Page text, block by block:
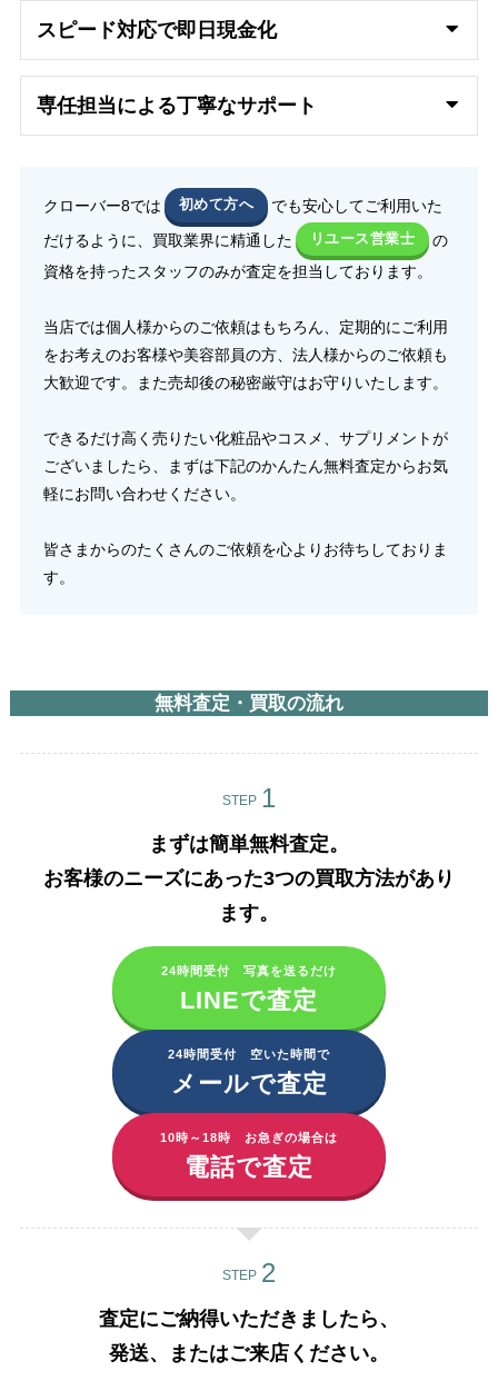
スピード対応で即日 現金化
専任担当による丁寧なサポート
クローバー8では 初めて方へ
でも安心してご利用いた
だけるように、買取業界に精通した
リユース営業士
の
資格を持ったスタッフのみが査定を担当しております。
当店では個人様からのご依頼はもちろん、定期的にご利用
をお考えのお客様や美容部員の方、法人様からのご依頼も
大歓迎です。また売却後の秘密厳守はお守りいたします。
できるだけ高く売りたい化粧品やコスメ、サプリメントが
ございましたら、まずは下記のかんたん無料査定からお気
軽にお問い合わせください。
皆さまからのたくさんのご依頼を心よりお待ちしておりま
す。
無料査定・買取の流れ
STEP
まずは簡単無料査定。
お客様のニーズにあった3つの買取方法があり
ます。​
24時間受付 写真を送るだけ
LINEで査定
24時間受付 空いた時間で
メールで査定
10時～18時 お急ぎの場合は
電話で査定
STEP
査定にご納得いただきましたら、
発送、またはご来店ください。